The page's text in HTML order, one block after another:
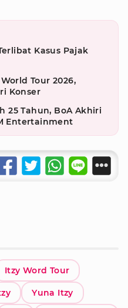
Kasus Pajak
Tour 2026,
Konser
25 Tahun, BoA Akhiri
Entertainment
Itzy Word Tour
Yuna Itzy